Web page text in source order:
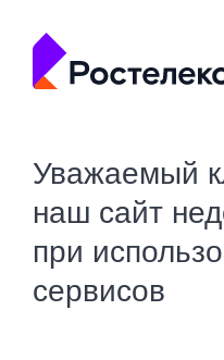
Уважаемый
наш сайт
при
сервисов